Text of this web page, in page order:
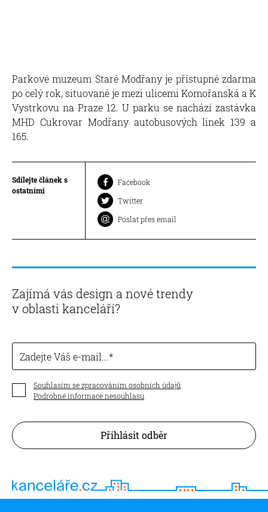
Parkové muzeum Staré Modřany je přístupné zdarma
po celý rok, situované je mezi ulicemi Komořanská a K
Vystrkovu na Praze 12. U parku se nachází zastávka
MHD Cukrovar Modřany autobusových linek 139 a
165.
Sdílejte článek s
ostatními
Facebook
Twitter
Poslat přes email
Zajímá vás design a nové trendy
v oblasti kanceláří?
Zadejte Váš e-mail...
Souhlasím se zpracováním osobních údajů
Podrobné informace nesouhlasu
Přihlásit odběr